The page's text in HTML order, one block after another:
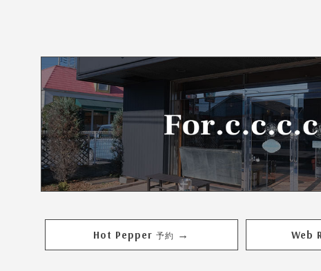
Hot Pepper 予約 → Web